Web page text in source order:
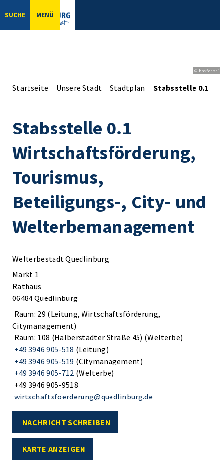
SUCHE MENÜ
© bbsferrari
Startseite Unsere Stadt Stadtplan Stabsstelle 0.1
Stabsstelle 0.1
Wirtschaftsförderung,
Tourismus,
Beteiligungs-, City- und
Welterbemanagement
Welterbestadt Quedlinburg
Markt 1
Rathaus
06484 Quedlinburg
Raum: 29 (Leitung, Wirtschaftsförderung,
Citymanagement)
Raum: 108 (Halberstädter Straße 45) (Welterbe)
+49 3946 905-518 (Leitung)
+49 3946 905-519 (Citymanagement)
+49 3946 905-712 (Welterbe)
+49 3946 905-9518
wirtschaftsfoerderung@quedlinburg.de
NACHRICHT SCHREIBEN
KARTE ANZEIGEN